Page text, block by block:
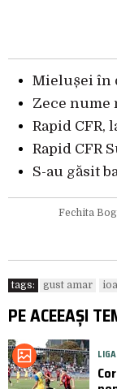
Mielușei în
Zece nume
Rapid CFR,
Rapid CFR
S-au găsit
Fechita
tags: gust amar
PE ACEEAȘI